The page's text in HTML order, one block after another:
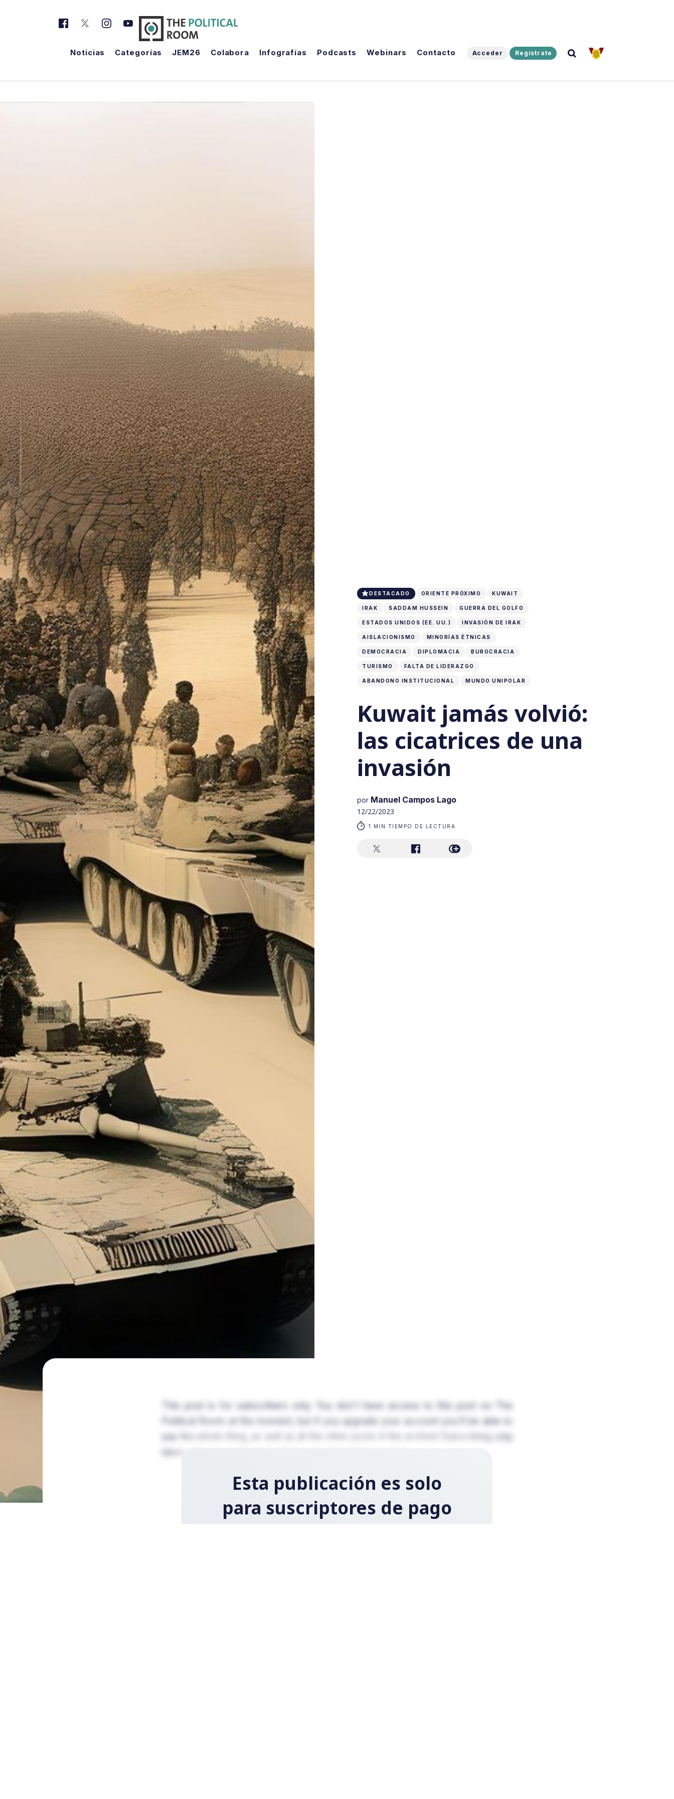
Noticias Categorías JEM26 Colabora Infografías Podcasts Webinars Contacto Acceder Regístrate
DESTACADO ORIENTE PRÓXIMO KUWAIT
IRAK SADDAM HUSSEIN GUERRA DEL GOLFO
ESTADOS UNIDOS (EE. UU.) INVASIÓN DE IRAK
AISLACIONISMO MINORÍAS ÉTNICAS
DEMOCRACIA DIPLOMACIA BUROCRACIA
TURISMO FALTA DE LIDERAZGO
ABANDONO INSTITUCIONAL MUNDO UNIPOLAR
Kuwait jamás volvió:
las cicatrices de una
invasión
por Manuel Campos Lago
12/22/2023
1 MIN TIEMPO DE LECTURA
This post is for subscribers only. You don't have access to this post on The
Political Room at the moment, but if you upgrade your account you'll be able to
see the whole thing, as well as all the other posts in the archive! Subscribing only
takes a few seconds and will give you immediate access.
Esta publicación es solo
para suscriptores de pago